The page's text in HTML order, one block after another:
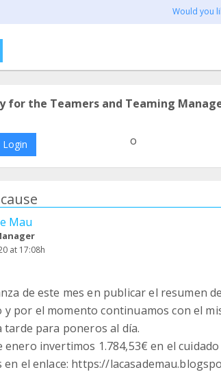
Would you
for the Teamers and Teaming
Login o
Mau
at 17:08h
de este mes en publicar el resumen
y por el momento continuamos con el
para poneros al día.
enero invertimos 1.784,53€ en el
en el enlace: https://